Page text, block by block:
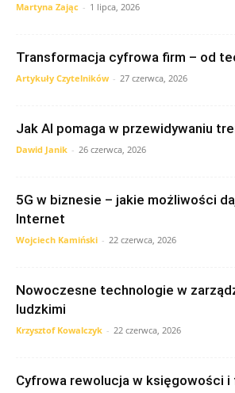
Martyna Zając - 1 lipca, 2026
Transformacja cyfrowa firm – od
Artykuły Czytelników - 27 czerwca, 2026
Jak AI pomaga w przewidywaniu
Dawid Janik - 26 czerwca, 2026
5G w biznesie – jakie możliwości
Internet
Wojciech Kamiński - 22 czerwca, 2026
Nowoczesne technologie w
ludzkimi
Krzysztof Kowalczyk - 22 czerwca, 2026
Cyfrowa rewolucja w księgowości i